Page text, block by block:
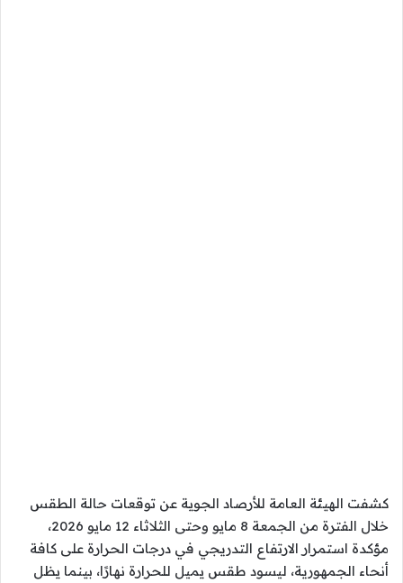
كشفت الهيئة العامة للأرصاد الجوية عن توقعات حالة الطقس
خلال الفترة من الجمعة 8 مايو وحتى الثلاثاء 12 مايو 2026،
مؤكدة استمرار الارتفاع التدريجي في درجات الحرارة على كافة
أنحاء الجمهورية، ليسود طقس يميل للحرارة نهارًا، بينما يظل